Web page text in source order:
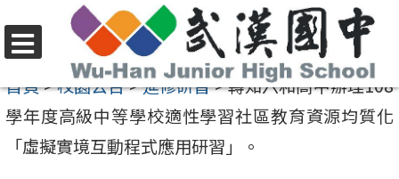
至
要
選
單
首頁>校園公告>進修研習>轉知六和高中辦理108
學年度高級中等學校適性學習社區教育資源均質化
「虛擬實境互動程式應用研習」。